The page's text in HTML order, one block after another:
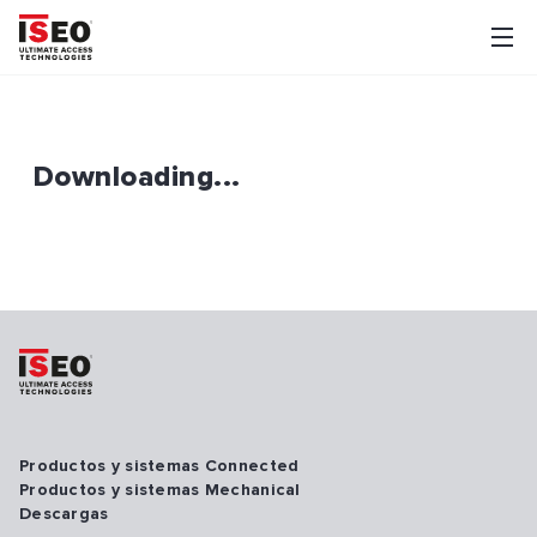
Downloading...
Productos y sistemas Connected
Productos y sistemas Mechanical
Descargas